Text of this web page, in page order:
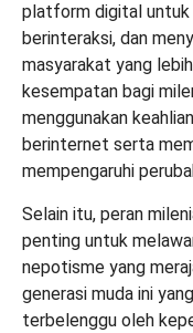
platform digital untuk
berinteraksi, dan
masyarakat yang
kesempatan bagi
menggunakan
berinternet serta
mempengaruhi
Selain itu, peran
penting untuk
nepotisme yang
generasi muda ini
terbelenggu oleh